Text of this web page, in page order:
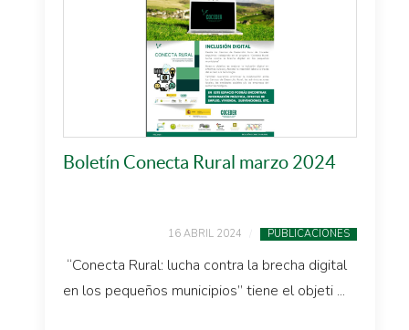
Boletín Conecta Rural marzo 2024
16 ABRIL 2024 PUBLICACIONES
“Conecta Rural: lucha contra la brecha digital
en los pequeños municipios” tiene el objeti ...